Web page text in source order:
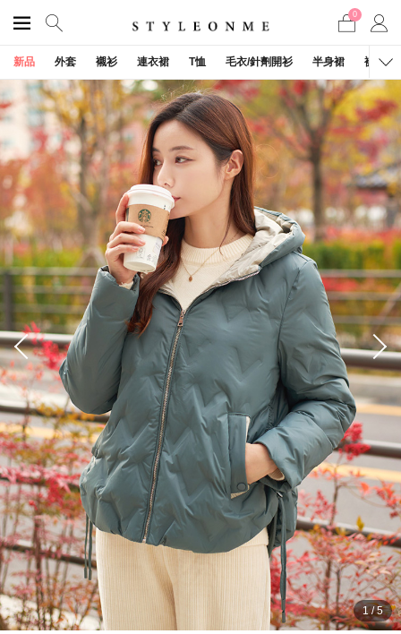
0
新品 外套 襯衫 連衣裙 T恤 毛衣/針劑開衫 半身裙 褲子
1/5